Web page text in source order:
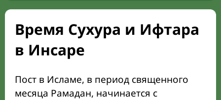
Время Сухура и Ифтара
в Инсаре
Пост в Исламе, в период священного
месяца Рамадан, начинается с